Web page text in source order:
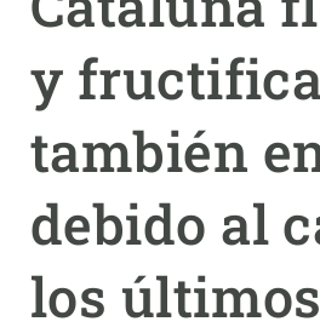
y
también
debido al
los
PARTICIPA
NOTICIAS Y AGENDA